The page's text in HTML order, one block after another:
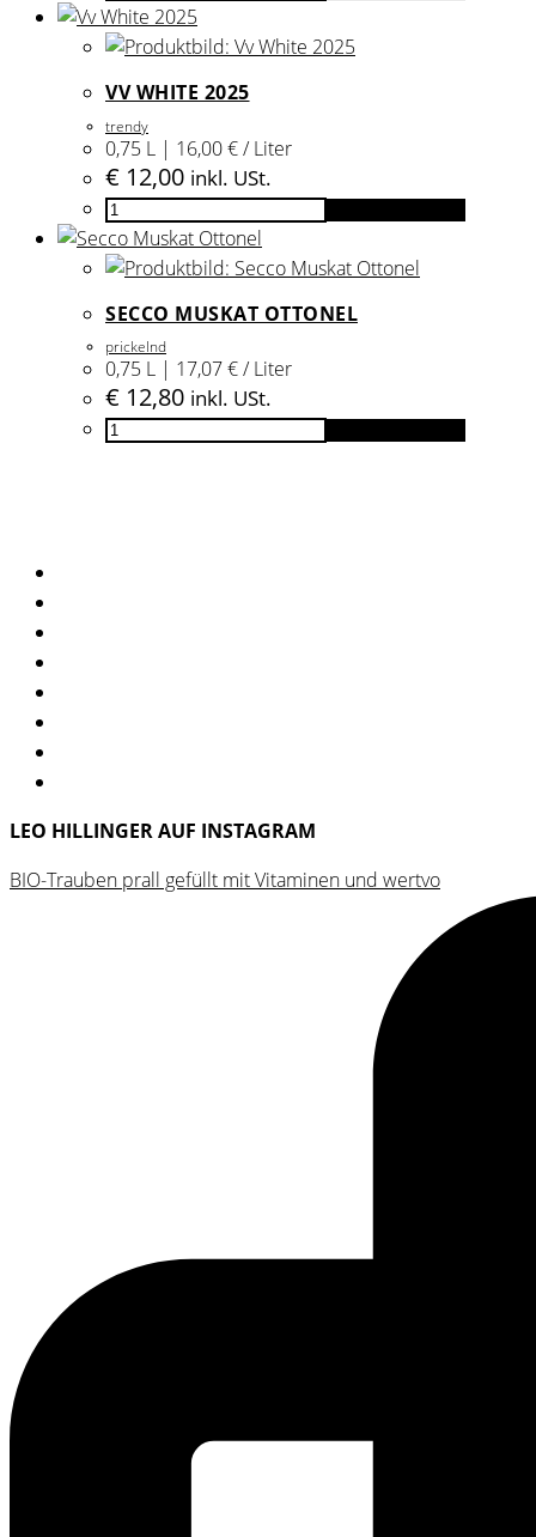
SPRIZZ
White
VV WHITE 2025
trendy
0,75 L | 16,00 € / Liter
€ 12,00 inkl. USt.
Vv
White
2025
SECCO MUSKAT OTTONEL
prickelnd
0,75 L | 17,07 € / Liter
€ 12,80 inkl. USt.
Secco
LEO HILLINGER AUF INSTAGRAM
BIO-Trauben prall gefüllt mit Vitaminen und wertvo